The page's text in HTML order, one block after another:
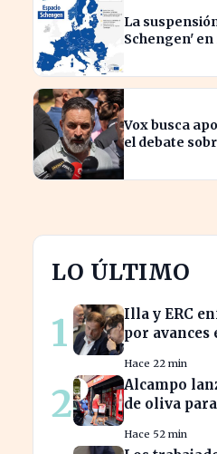
La
Schengen'
Vox busca
el debate
LO ÚLTIMO
1
Illa y ERC
por
Hace 22 min
2
Alcampo
de oliva
Hace 52 min